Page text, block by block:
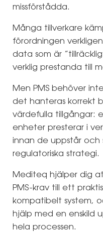
missförstådda.
Många tillverkare
förordningen
data som är
verklig prestanda till
Men PMS behöver
det hanteras korrekt
värdefulla tillgångar:
enheter presterar i
innan de uppstår och
regulatoriska strategi.
Mediteq hjälper dig
PMS-krav till ett
kompatibelt system,
hjälp med en enskild
hela processen.